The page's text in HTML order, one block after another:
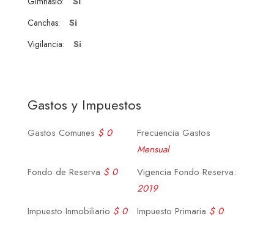
Canchas: Si
Vigilancia: Si
Gastos y Impuestos
Gastos Comunes $ 0
Frecuencia Gastos
Mensual
Fondo de Reserva $ 0
Vigencia Fondo Reserva:
2019
Impuesto Inmobiliario $ 0 Impuesto Primaria $ 0